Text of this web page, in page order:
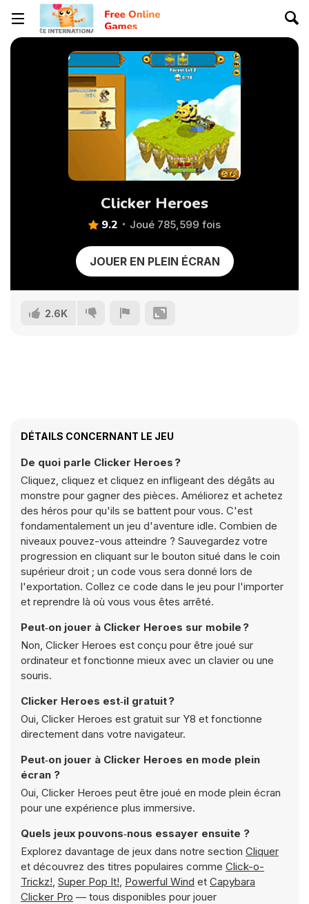
Clicker Heroes
9.2 Joué 785,599 fois
JOUER EN PLEIN ÉCRAN
2.6K
DÉTAILS CONCERNANT LE JEU
De quoi parle Clicker Heroes ?
Cliquez, cliquez et cliquez en infligeant des dégâts au
monstre pour gagner des pièces. Améliorez et achetez
des héros pour qu'ils se battent pour vous. C'est
fondamentalement un jeu d'aventure idle. Combien de
niveaux pouvez-vous atteindre ? Sauvegardez votre
progression en cliquant sur le bouton situé dans le coin
supérieur droit ; un code vous sera donné lors de
l'exportation. Collez ce code dans le jeu pour l'importer
et reprendre là où vous vous êtes arrêté.
Peut‑on jouer à Clicker Heroes sur mobile ?
Non, Clicker Heroes est conçu pour être joué sur
ordinateur et fonctionne mieux avec un clavier ou une
souris.
Clicker Heroes est‑il gratuit ?
Oui, Clicker Heroes est gratuit sur Y8 et fonctionne
directement dans votre navigateur.
Peut‑on jouer à Clicker Heroes en mode plein
écran ?
Oui, Clicker Heroes peut être joué en mode plein écran
pour une expérience plus immersive.
Quels jeux pouvons‑nous essayer ensuite ?
Explorez davantage de jeux dans notre section Cliquer
et découvrez des titres populaires comme Click-o-
Trickz!, Super Pop It!, Powerful Wind et Capybara
Clicker Pro — tous disponibles pour jouer